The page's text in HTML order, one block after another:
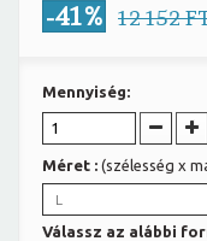
-41% 12 152
Mennyiség:
Méret : (szélesség x
L
Válassz az alábbi